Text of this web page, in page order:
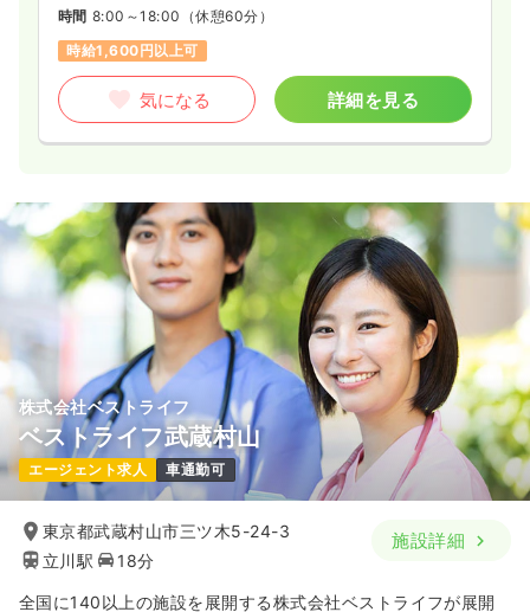
時間 8:00～18:00 （休憩60分）
時給1,600円以上可
気になる 詳細を見る
株式会社ベストライフ
ベストライフ武蔵村山
エージェント求人 車通勤可
東京都武蔵村山市三ツ木5-24-3
立川駅
18分
施設詳細
全国に140以上の施設を展開する株式会社ベストライフが展開